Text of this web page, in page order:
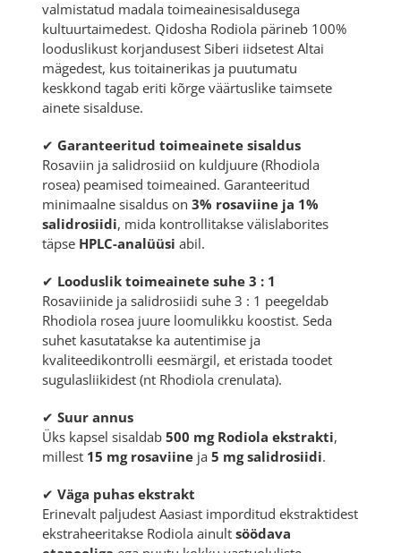
valmistatud madala toimeainesisaldusega
kultuurtaimedest. Qidosha Rodiola pärineb 100%
looduslikust korjandusest Siberi iidsetest Altai
mägedest, kus toitainerikas ja puutumatu
keskkond tagab eriti kõrge väärtuslike taimsete
ainete sisalduse.
✔ Garanteeritud toimeainete sisaldus
Rosaviin ja salidrosiid on kuldjuure (Rhodiola
rosea) peamised toimeained. Garanteeritud
minimaalne sisaldus on 3% rosaviine ja 1%
salidrosiidi, mida kontrollitakse välislaborites
täpse HPLC-analüüsi abil.
✔ Looduslik toimeainete suhe 3 : 1
Rosaviinide ja salidrosiidi suhe 3 : 1 peegeldab
Rhodiola rosea juure loomulikku koostist. Seda
suhet kasutatakse ka autentimise ja
kvaliteedikontrolli eesmärgil, et eristada toodet
sugulasliikidest (nt Rhodiola crenulata).
✔ Suur annus
Üks kapsel sisaldab 500 mg Rodiola ekstrakti,
millest 15 mg rosaviineja 5 mg salidrosiidi.
✔ Väga puhas ekstrakt
Erinevalt paljudest Aasiast imporditud ekstraktidest
ekstraheeritakse Rodiola ainult söödava